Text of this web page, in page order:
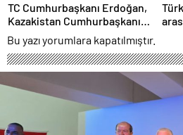
TC Cumhurbaşkanı Erdoğan,
Kazakistan Cumhurbaşkanı
Tokayev ile ortak basın
toplantısında konuştu:
Bu yazı yorumlara kapatılmıştır.